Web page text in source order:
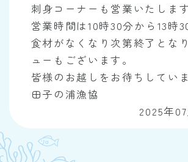
刺身コーナーも営業いたします
営業時間は10時30分から13時
食材がなくなり次第終了とな
ューもございます。
皆様のお越しをお待ちしていま
田子の浦漁協
2025年